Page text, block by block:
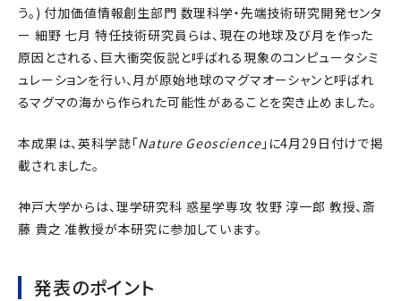
う。) 付加価値情報創生部門 数理科学・先端技術研究開発センタ
ー 細野 七月 特任技術研究員らは、現在の地球及び月を作った
原因とされる、巨大衝突仮説と呼ばれる現象のコンピュータシミ
ュレーションを行い、月が原始地球のマグマオーシャンと呼ばれ
るマグマの海から作られた可能性があることを突き止めました。
本成果は、英科学誌「Nature Geoscience」に4月29日付けで掲
載されました。
神戸大学からは、理学研究科 惑星学専攻 牧野 淳一郎 教授、斎
藤 貴之 准教授が本研究に参加しています。
発表のポイント